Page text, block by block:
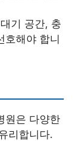
기 공간, 충
호해야 합니
원은 다양한
리합니다.